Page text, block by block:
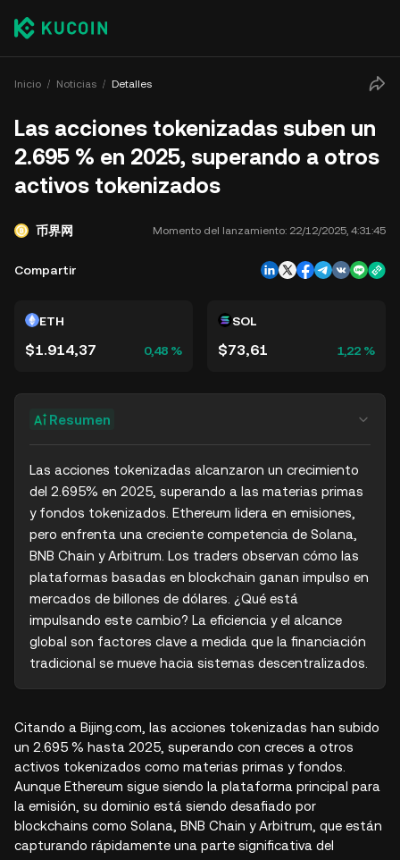
Inicio Noticias Detalles
Las acciones tokenizadas suben un
2.695 % en 2025, superando a otros
activos tokenizados
币界网 Momento del lanzamiento: 22/12/2025, 4:31:45
Compartir
ETH
$1.914,37 0,48 %
SOL
$73,61 1,22 %
Resumen
Las acciones tokenizadas alcanzaron un crecimiento
del 2.695% en 2025, superando a las materias primas
y fondos tokenizados. Ethereum lidera en emisiones,
pero enfrenta una creciente competencia de Solana,
BNB Chain y Arbitrum. Los traders observan cómo las
plataformas basadas en blockchain ganan impulso en
mercados de billones de dólares. ¿Qué está
impulsando este cambio? La eficiencia y el alcance
global son factores clave a medida que la financiación
tradicional se mueve hacia sistemas descentralizados.
Citando a Bijing.com, las acciones tokenizadas han subido
un 2.695 % hasta 2025, superando con creces a otros
activos tokenizados como materias primas y fondos.
Aunque Ethereum sigue siendo la plataforma principal para
la emisión, su dominio está siendo desafiado por
blockchains como Solana, BNB Chain y Arbitrum, que están
capturando rápidamente una parte significativa del